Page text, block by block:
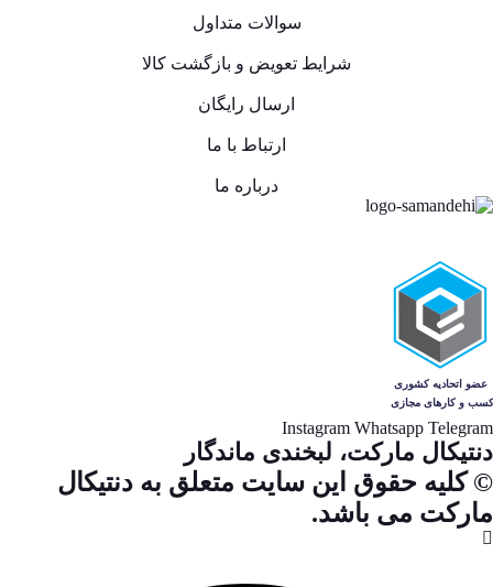
سوالات متداول
شرایط تعویض و بازگشت کالا
ارسال رایگان
ارتباط با ما
درباره ما
Telegram
Whatsapp
Instagram
دنتیکال مارکت، لبخندی ماندگار
© کلیه حقوق این سایت متعلق به دنتیکال
مارکت می باشد.